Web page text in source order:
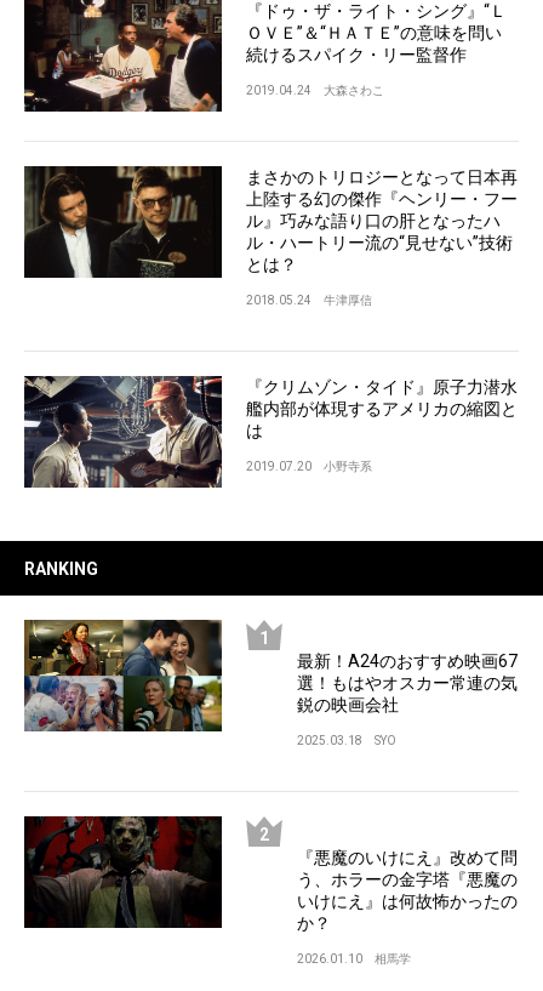
『ドゥ・ザ・ライト・シング』“Ｌ
ＯＶＥ”＆“ＨＡＴＥ”の意味を問い
続けるスパイク・リー監督作
2019.04.24 大森さわこ
まさかのトリロジーとなって日本再
上陸する幻の傑作『ヘンリー・フー
ル』巧みな語り口の肝となったハ
ル・ハートリー流の“見せない”技術
とは？
2018.05.24 牛津厚信
『クリムゾン・タイド』原子力潜水
艦内部が体現するアメリカの縮図と
は
2019.07.20 小野寺系
RANKING
最新！A24のおすすめ映画67
選！もはやオスカー常連の気
鋭の映画会社
2025.03.18 SYO
『悪魔のいけにえ』改めて問
う、ホラーの金字塔『悪魔の
いけにえ』は何故怖かったの
か？
2026.01.10 相馬学